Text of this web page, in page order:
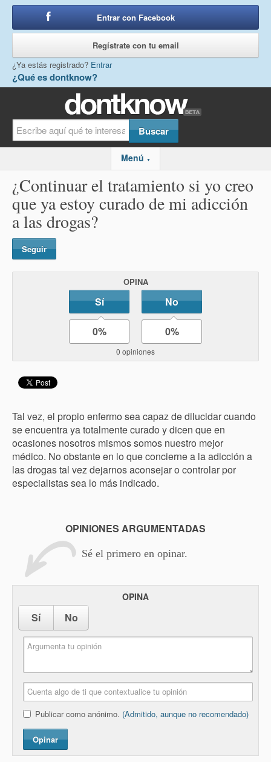
¿Qué es dontknow?
Entrar con Facebook
Regístrate con tu email
¿Ya estás registrado? Entrar
Menú ▼
¿Continuar el tratamiento si yo creo
que ya estoy curado de mi adicción
a las drogas?
Seguir
OPINA
Sí No
0% 0%
0 opiniones
Tal vez, el propio enfermo sea capaz de dilucidar cuando
se encuentra ya totalmente curado y dicen que en
ocasiones nosotros mismos somos nuestro mejor
médico. No obstante en lo que concierne a la adicción a
las drogas tal vez dejarnos aconsejar o controlar por
especialistas sea lo más indicado.
OPINIONES ARGUMENTADAS
Sé el primero en opinar.
OPINA
Sí No
Publicar como anónimo. (Admitido, aunque no recomendado)
Opinar